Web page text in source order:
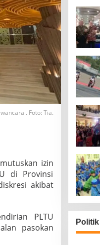
Foto: Tia.
izin
di Provinsi
akibat
PLTU
pasokan